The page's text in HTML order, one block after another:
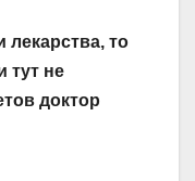
лекарства, то
тут не
доктор